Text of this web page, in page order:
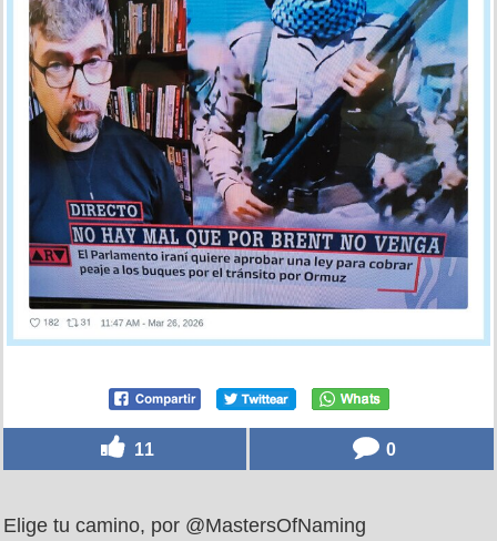
11 0
Elige tu camino, por @MastersOfNaming